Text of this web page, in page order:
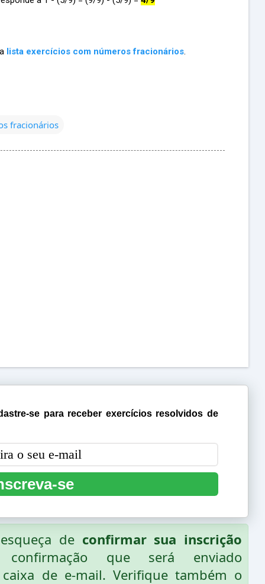
lista exercícios com números fracionários
fracionários
se para receber exercícios resolvidos de
se
de confirmar sua inscrição
que será enviado
de e-mail. Verifique também o